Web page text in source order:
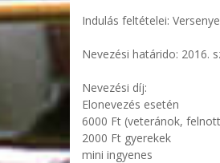
Indulás feltételei:
Nevezési határido: 2016.
Nevezési díj:
Elonevezés esetén
6000 Ft (veteránok,
2000 Ft gyerekek
mini ingyenes